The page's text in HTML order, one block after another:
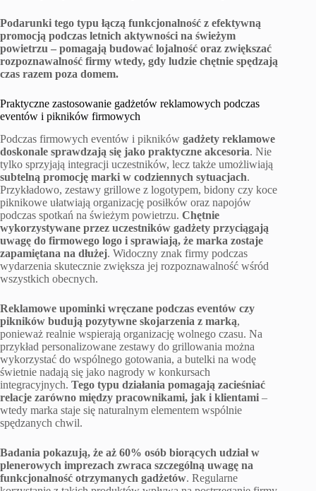
Podarunki tego typu łączą funkcjonalność z efektywną
promocją podczas letnich aktywności na świeżym
powietrzu – pomagają budować lojalność oraz zwiększać
rozpoznawalność firmy wtedy, gdy ludzie chętnie spędzają
czas razem poza domem.
Praktyczne zastosowanie gadżetów reklamowych podczas
eventów i pikników firmowych
Podczas firmowych eventów i pikników gadżety reklamowe
doskonale sprawdzają się jako praktyczne akcesoria. Nie
tylko sprzyjają integracji uczestników, lecz także umożliwiają
subtelną promocję marki w codziennych sytuacjach.
Przykładowo, zestawy grillowe z logotypem, bidony czy koce
piknikowe ułatwiają organizację posiłków oraz napojów
podczas spotkań na świeżym powietrzu. Chętnie
wykorzystywane przez uczestników gadżety przyciągają
uwagę do firmowego logo i sprawiają, że marka zostaje
zapamiętana na dłużej. Widoczny znak firmy podczas
wydarzenia skutecznie zwiększa jej rozpoznawalność wśród
wszystkich obecnych.
Reklamowe upominki wręczane podczas eventów czy
pikników budują pozytywne skojarzenia z marką,
ponieważ realnie wspierają organizację wolnego czasu. Na
przykład personalizowane zestawy do grillowania można
wykorzystać do wspólnego gotowania, a butelki na wodę
świetnie nadają się jako nagrody w konkursach
integracyjnych. Tego typu działania pomagają zacieśniać
relacje zarówno między pracownikami, jak i klientami –
wtedy marka staje się naturalnym elementem wspólnie
spędzanych chwil.
Badania pokazują, że aż 60% osób biorących udział w
plenerowych imprezach zwraca szczególną uwagę na
funkcjonalność otrzymanych gadżetów. Regularne